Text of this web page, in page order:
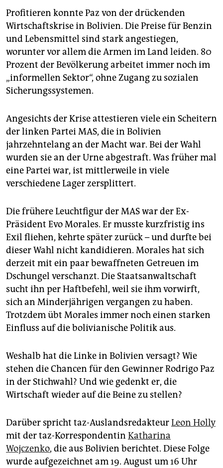
Profitieren konnte Paz von der drückenden
Wirtschaftskrise in Bolivien. Die Preise für Benzin
und Lebensmittel sind stark angestiegen,
worunter vor allem die Armen im Land leiden. 80
Prozent der Bevölkerung arbeitet immer noch im
„informellen Sektor“, ohne Zugang zu sozialen
Sicherungssystemen.
Angesichts der Krise attestieren viele ein Scheitern
der linken Partei MAS, die in Bolivien
jahrzehntelang an der Macht war. Bei der Wahl
wurden sie an der Urne abgestraft. Was früher mal
eine Partei war, ist mittlerweile in viele
verschiedene Lager zersplittert.
Die frühere Leuchtfigur der MAS war der Ex-
Präsident Evo Morales. Er musste kurzfristig ins
Exil fliehen, kehrte später zurück – und durfte bei
dieser Wahl nicht kandidieren. Morales hat sich
derzeit mit ein paar bewaffneten Getreuen im
Dschungel verschanzt. Die Staatsanwaltschaft
sucht ihn per Haftbefehl, weil sie ihm vorwirft,
sich an Minderjährigen vergangen zu haben.
Trotzdem übt Morales immer noch einen starken
Einfluss auf die bolivianische Politik aus.
Weshalb hat die Linke in Bolivien versagt? Wie
stehen die Chancen für den Gewinner Rodrigo Paz
in der Stichwahl? Und wie gedenkt er, die
Wirtschaft wieder auf die Beine zu stellen?
Darüber spricht taz-AuslandsredakteurLeon Holly
mit der taz-Korrespondentin Katharina
Wojczenko, die aus Bolivien berichtet. Diese Folge
wurde aufgezeichnet am 19. August um 16 Uhr